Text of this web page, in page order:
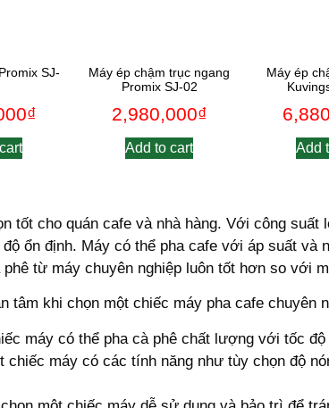
SJ-
₫
Máy ép chậm trục ngang
Promix SJ-02
2,980,000₫
Add to cart
Máy ép
Add
tốt cho quán cafe và nhà hàng. Với công suất
ổn định. Máy có thể pha cafe với áp suất và
từ máy chuyên nghiệp luôn tốt hơn so với
tâm khi chọn một chiếc máy pha cafe chuyên
máy có thể pha cà phê chất lượng với tốc
chiếc máy có các tính năng như tùy chọn độ